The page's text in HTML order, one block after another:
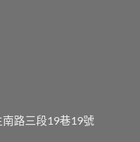
路三段19巷19號